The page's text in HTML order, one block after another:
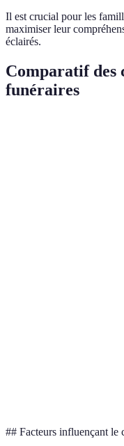
Il est crucial pour les
maximiser leur
éclairés.
Comparatif des
funéraires
## Facteurs influençant le